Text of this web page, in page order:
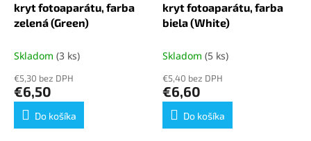
kryt fotoaparátu, farba
zelená (Green)
Skladom (3 ks)
€5,30 bez DPH
€6,50
Do košíka
kryt fotoaparátu, farba
biela (White)
Skladom (5 ks)
€5,40 bez DPH
€6,60
Do košíka